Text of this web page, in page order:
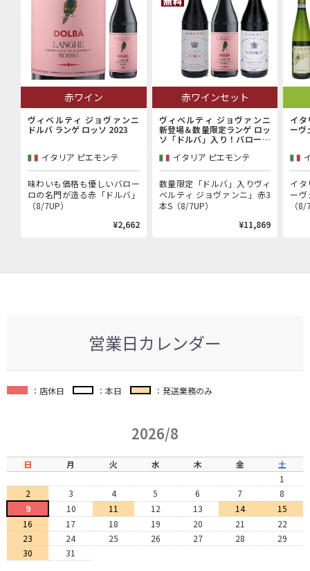
赤ワイン
ヴィベルティ ジョヴァンニ
ドルバ ランゲ ロッソ 2023
イタリア ピエモンテ
味わいも価格も優しいバロー
ロの名門が造る赤「ドルバ」
（8/7UP）
¥2,662
赤ワインセット
ヴィベルティ ジョヴァンニ
新登場＆数量限定ランゲ ロッ
ソ「ドルバ」入り！バローロ
産者「ヴィベルティ ジョヴァ
ンニ」赤3本セット
イタリア ピエモンテ
数量限定「ドルバ」入りヴィ
ベルティ ジョヴァンニ」赤3
本S（8/7UP）
¥11,869
イタ
ーヴ
イタ
ー
（
営業日カレンダー
：店休日 ：本日 ：発送業務のみ
2026/8
日 月 火 水 木 金
土
1
2
3 4 5 6 7
8
9
10 11 12 13 14
15
16
17 18 19 20 21
22
23
24 25 26 27 28
29
30
31